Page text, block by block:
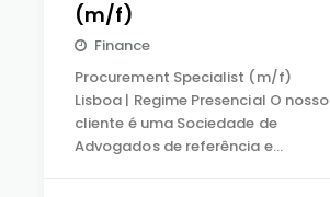
(m/f)
Finance
Procurement Specialist (m/f)
Lisboa | Regime Presencial O nosso
cliente é uma Sociedade de
Advogados de referência e…